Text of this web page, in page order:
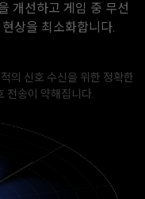
개선하고 게임 중 무선
상을 최소화합니다.
의 신호 수신을 위한 정확한
전송이 약해집니다.